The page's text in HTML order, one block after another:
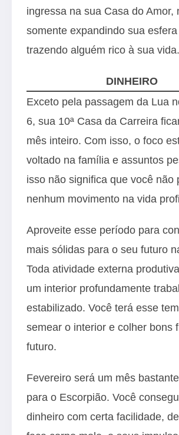
ingressa na sua Casa do Amor,
somente expandindo sua
trazendo alguém rico à sua vida.
DINHEIRO
Exceto pela passagem da Lua
6, sua 10ª Casa da Carreira
mês inteiro. Com isso, o foco
voltado na família e assuntos
isso não significa que você não
nenhum movimento na vida
Aproveite esse período para
mais sólidas para o seu futuro
Toda atividade externa
um interior profundamente
estabilizado. Você terá esse
semear o interior e colher bons
futuro.
Fevereiro será um mês
para o Escorpião. Você
dinheiro com certa facilidade,